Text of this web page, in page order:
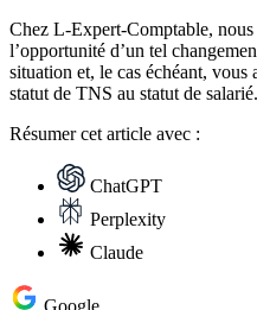
Chez L-Expert-Comptable,
l’opportunité d’un tel
situation et, le cas échéant, vous
statut de TNS au statut de
Résumercet article avec :
ChatGPT
Perplexity
Claude
Google